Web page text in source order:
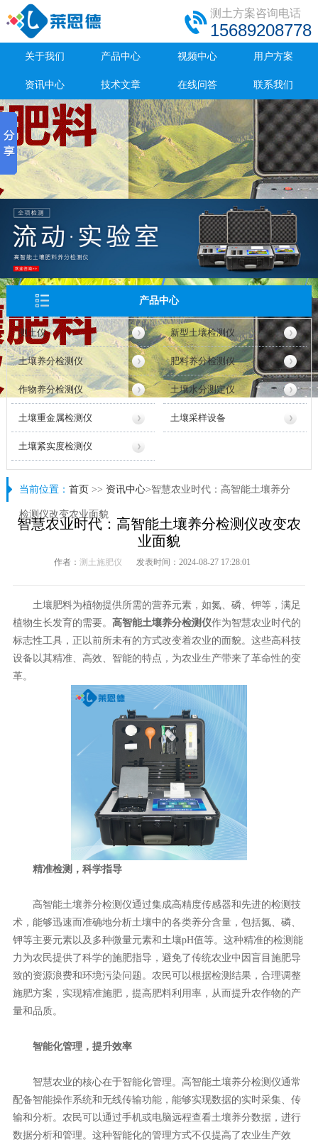
测土方案咨询电话
15689208778
关于我们 产品中心 视频中心 用户方案
资讯中心 技术文章 在线问答 联系我们
产品中心
测土仪 新型土壤检测仪
土壤养分检测仪 肥料养分检测仪
作物养分检测仪 土壤水分测定仪
土壤重金属检测仪 土壤采样设备
土壤紧实度检测仪
当前位置： 首页 >> 资讯中心>智慧农业时代：高智能土壤养分
检测仪改变农业面貌
智慧农业时代：高智能土壤养分检测仪改变农
业面貌
作者： 测土施肥仪 发表时间：2024-08-27 17:28:01
土壤肥料为植物提供所需的营养元素，如氮、磷、钾等，满足
植物生长发育的需要。 高智能土壤养分检测仪作为智慧农业时代的
标志性工具，正以前所未有的方式改变着农业的面貌。这些高科技
设备以其精准、高效、智能的特点，为农业生产带来了革命性的变
革。
精准检测，科学指导
高智能土壤养分检测仪通过集成高精度传感器和先进的检测技
术，能够迅速而准确地分析土壤中的各类养分含量，包括氮、磷、
钾等主要元素以及多种微量元素和土壤pH值等。这种精准的检测能
力为农民提供了科学的施肥指导，避免了传统农业中因盲目施肥导
致的资源浪费和环境污染问题。农民可以根据检测结果，合理调整
施肥方案，实现精准施肥，提高肥料利用率，从而提升农作物的产
量和品质。
智能化管理，提升效率
智慧农业的核心在于智能化管理。高智能土壤养分检测仪通常
配备智能操作系统和无线传输功能，能够实现数据的实时采集、传
输和分析。农民可以通过手机或电脑远程查看土壤养分数据，进行
数据分析和管理。这种智能化的管理方式不仅提高了农业生产效